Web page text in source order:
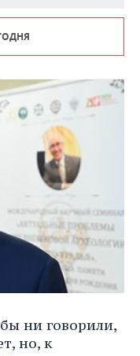
ни говорили,
но, к